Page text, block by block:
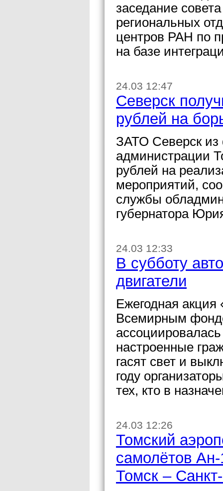
заседание
региональных
центров РАН по
на базе
24.03 12:47
Северск
рублей на
ЗАТО Северск из
администрации
рублей на
мероприятий,
службы
губернатора
24.03 12:33
В субботу
двигатели
Ежегодная
Всемирным
настроенные
гасят свет и
году
тех, кто в
24.03 12:26
Томский
самолётов
Томск –